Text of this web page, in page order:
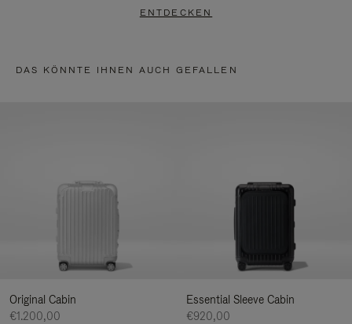
ENTDECKEN
DAS KÖNNTE IHNEN AUCH GEFALLEN
Original Cabin
€1.200,00
Essential Sleeve Cabin
€920,00